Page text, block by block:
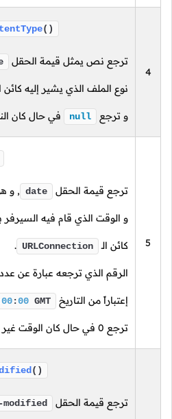
4
()
ترجع نص يمثل قيمة الحقل
نوع الملف الذي يشير إليه كائن
و ترجع null في حال كان
5
ترجع قيمة الحقل date
, و
و الوقت الذي قام فيه السيرفر
كائن الـ URLConnection
.
الرقم الذي ترجعه عبارة عن عدد
إعتباراً من التاريخ 00:00 GMT
ترجع 0 في حال كان الوقت
()
ترجع قيمة الحقل